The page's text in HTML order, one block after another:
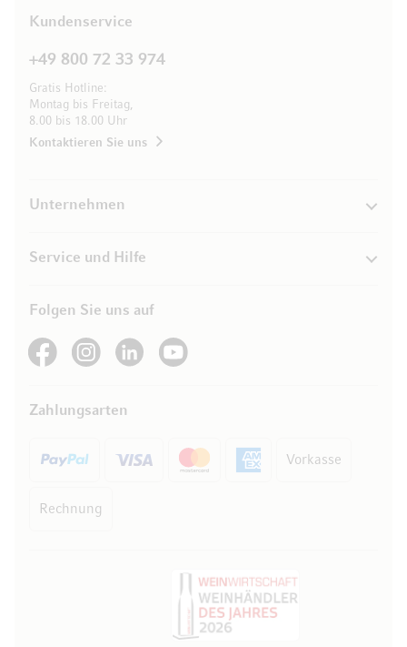
Kundenservice
+49 800 72 33 974
Gratis Hotline:
Montag bis Freitag,
8.00 bis 18.00 Uhr
Kontaktieren Sie uns
Unternehmen
Service und Hilfe
Folgen Sie uns auf
See our FacebookSee our Instagram account
See our LinkedInSee our YouTube channel
Zahlungsarten
Vorkasse
Rechnung